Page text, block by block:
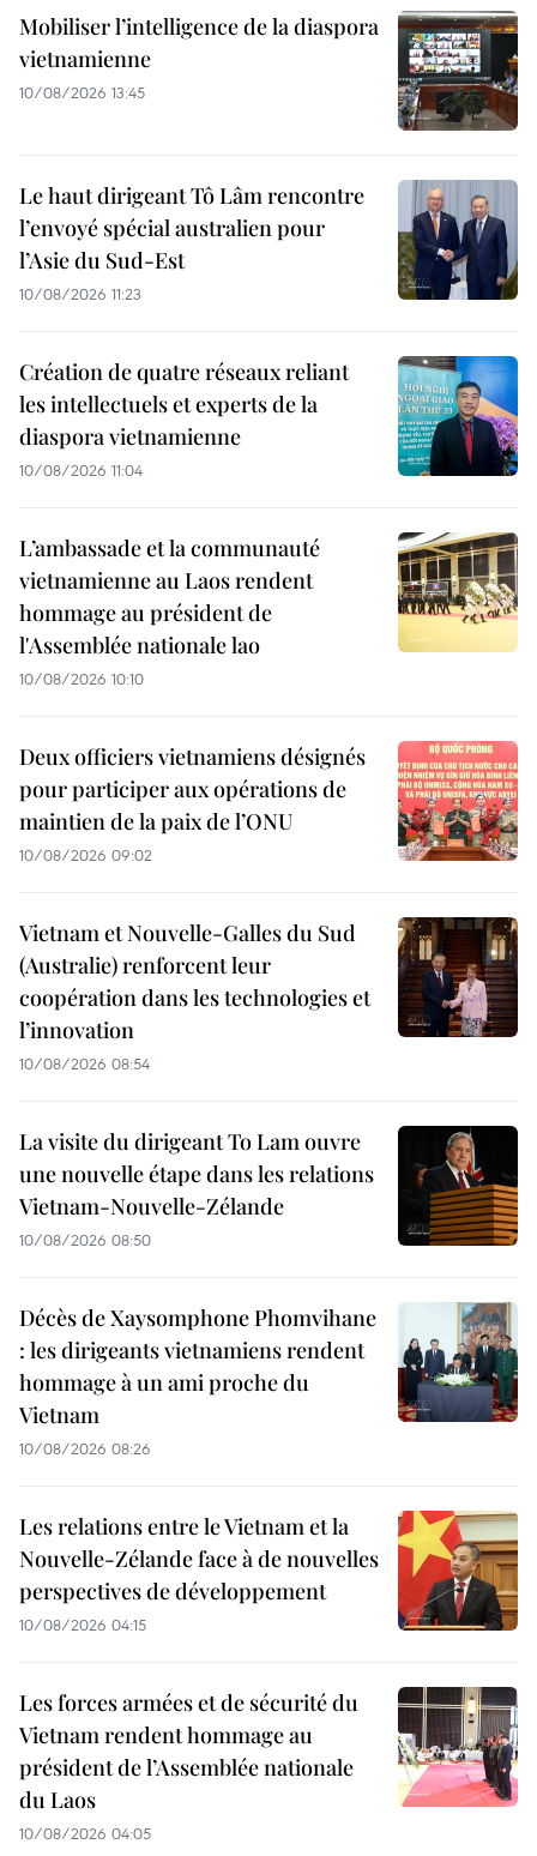
Mobiliser l’intelligence de la diaspora
vietnamienne
10/08/2026 13:45
Le haut dirigeant Tô Lâm rencontre
l’envoyé spécial australien pour
l’Asie du Sud-Est
10/08/2026 11:23
Création de quatre réseaux reliant
les intellectuels et experts de la
diaspora vietnamienne
10/08/2026 11:04
L’ambassade et la communauté
vietnamienne au Laos rendent
hommage au président de
l'Assemblée nationale lao
10/08/2026 10:10
Deux officiers vietnamiens désignés
pour participer aux opérations de
maintien de la paix de l’ONU
10/08/2026 09:02
Vietnam et Nouvelle-Galles du Sud
(Australie) renforcent leur
coopération dans les technologies et
l’innovation
10/08/2026 08:54
La visite du dirigeant To Lam ouvre
une nouvelle étape dans les relations
Vietnam-Nouvelle-Zélande
10/08/2026 08:50
Décès de Xaysomphone Phomvihane
: les dirigeants vietnamiens rendent
hommage à un ami proche du
Vietnam
10/08/2026 08:26
Les relations entre le Vietnam et la
Nouvelle-Zélande face à de nouvelles
perspectives de développement
10/08/2026 04:15
Les forces armées et de sécurité du
Vietnam rendent hommage au
président de l’Assemblée nationale
du Laos
10/08/2026 04:05